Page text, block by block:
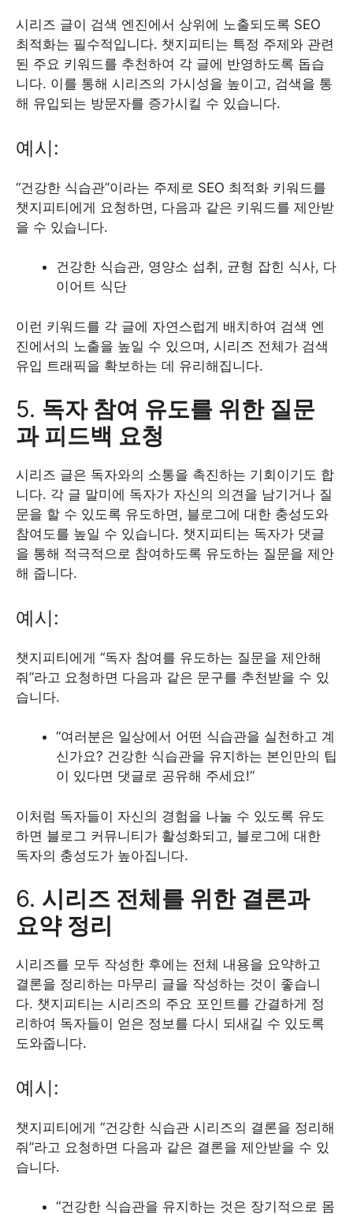
시리즈 글이 검색 엔진에서 상위에 노출되도록 SEO
최적화는 필수적입니다. 챗지피티는 특정 주제와 관련
된 주요 키워드를 추천하여 각 글에 반영하도록 돕습
니다. 이를 통해 시리즈의 가시성을 높이고, 검색을 통
해 유입되는 방문자를 증가시킬 수 있습니다.
예시:
“건강한 식습관”이라는 주제로 SEO 최적화 키워드를
챗지피티에게 요청하면, 다음과 같은 키워드를 제안받
을 수 있습니다.
건강한 식습관, 영양소 섭취, 균형 잡힌 식사, 다
이어트 식단
이런 키워드를 각 글에 자연스럽게 배치하여 검색 엔
진에서의 노출을 높일 수 있으며, 시리즈 전체가 검색
유입 트래픽을 확보하는 데 유리해집니다.
5. 독자 참여 유도를 위한 질문
과 피드백 요청
시리즈 글은 독자와의 소통을 촉진하는 기회이기도 합
니다. 각 글 말미에 독자가 자신의 의견을 남기거나 질
문을 할 수 있도록 유도하면, 블로그에 대한 충성도와
참여도를 높일 수 있습니다. 챗지피티는 독자가 댓글
을 통해 적극적으로 참여하도록 유도하는 질문을 제안
해 줍니다.
예시:
챗지피티에게 “독자 참여를 유도하는 질문을 제안해
줘”라고 요청하면 다음과 같은 문구를 추천받을 수 있
습니다.
“여러분은 일상에서 어떤 식습관을 실천하고 계
신가요? 건강한 식습관을 유지하는 본인만의 팁
이 있다면 댓글로 공유해 주세요!”
이처럼 독자들이 자신의 경험을 나눌 수 있도록 유도
하면 블로그 커뮤니티가 활성화되고, 블로그에 대한
독자의 충성도가 높아집니다.
6. 시리즈 전체를 위한 결론과
요약 정리
시리즈를 모두 작성한 후에는 전체 내용을 요약하고
결론을 정리하는 마무리 글을 작성하는 것이 좋습니
다. 챗지피티는 시리즈의 주요 포인트를 간결하게 정
리하여 독자들이 얻은 정보를 다시 되새길 수 있도록
도와줍니다.
예시:
챗지피티에게 “건강한 식습관 시리즈의 결론을 정리해
줘”라고 요청하면 다음과 같은 결론을 제안받을 수 있
습니다.
“건강한 식습관을 유지하는 것은 장기적으로 몸